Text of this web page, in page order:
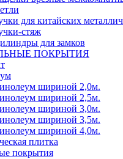
для китайских
стяж
для замков
ПОКРЫТИЯ
шириной 2,0м.
шириной 2,5м.
шириной 3,0м.
шириной 3,5м.
шириной 4,0м.
плитка
покрытия